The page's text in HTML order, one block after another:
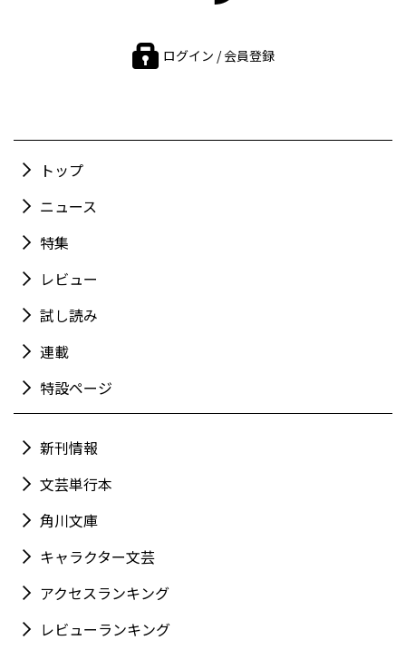
ログイン / 会員登録
トップ
ニュース
特集
レビュー
試し読み
連載
特設ページ
新刊情報
文芸単行本
角川文庫
キャラクター文芸
アクセスランキング
レビューランキング